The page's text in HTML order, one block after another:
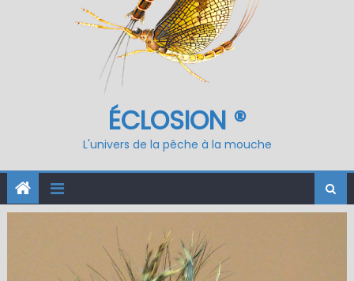
ÉCLOSION ®
L'univers de la pêche à la mouche